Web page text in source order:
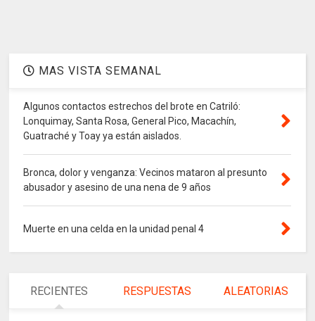
MAS VISTA SEMANAL
Algunos contactos estrechos del brote en Catriló:
Lonquimay, Santa Rosa, General Pico, Macachín,
Guatraché y Toay ya están aislados.
Bronca, dolor y venganza: Vecinos mataron al presunto
abusador y asesino de una nena de 9 años
Muerte en una celda en la unidad penal 4
RECIENTES RESPUESTAS ALEATORIAS